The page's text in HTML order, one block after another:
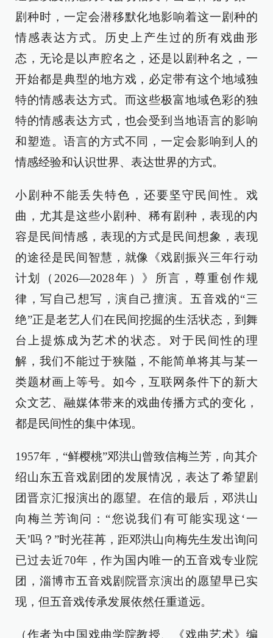
剧种时，一定会潜移默化地影响着这一剧种的
情感表达方式。历史上产生过的所有戏曲形
态，无论是以声腔名之，还是以剧种名之，一
开始都是典型的地方戏，必定带有这个地域独
特的情感表达方式。而这些极富地域色彩的独
特的情感表达方式，也会受到当地语言的影响
和塑造。语言的方式不同，一定会影响到人的
情感经验和认识世界、表达世界的方式。
小剧种不能丢失特色，还要坚守民间性。戏
曲，尤其是这些小剧种、稀有剧种，表现的内
容是民间情感，表现的方式是民间想象，表现
的途径是民间智慧，就像《戏剧振兴三年行动
计划（2026—2028年）》所言，尊重创作规
律，写自己想写，演自己擅演。五音戏的“三
绝”正是老艺人们在民间挖掘的生活状态，到舞
台上提炼成为艺术的状态。对于民间性的理
解，我们不能过于狭隘，不能简单将其与某一
类题材画上等号。如今，互联网条件下的新大
众文艺、融媒体带来的戏曲传播方式的变化，
都是民间性的集中体现。
1957年，“鲜樱桃”邓洪山曾致信梅兰芳，向其介
绍山东五音戏剧团的发展情况，表达了希望剧
团晋京汇报演出的愿望。在信的最后，邓洪山
向梅兰芳询问：“您说我们有可能实现这‘一
天’吗？”时光荏苒，距邓洪山向梅先生发出询问
已过去近70年，作为国内唯一的五音戏专业院
团，淄博市五音戏剧院晋京演出的愿望早已实
现，但五音戏传承发展依然任重道远。
（作者为中国戏曲学院教授、《戏曲艺术》编